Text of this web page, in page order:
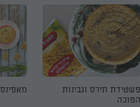
פשטידת תירס וגבינות
הפוכה